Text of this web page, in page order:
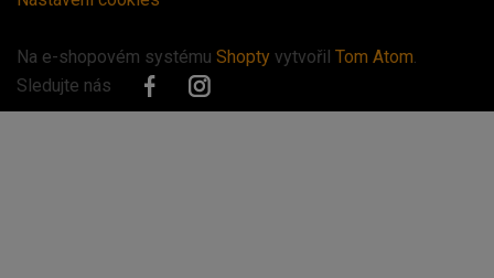
Na e-shopovém systému Shopty vytvořil Tom Atom.
Sledujte nás